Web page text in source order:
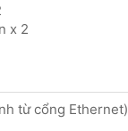
x 2
từ cổng Ethernet)